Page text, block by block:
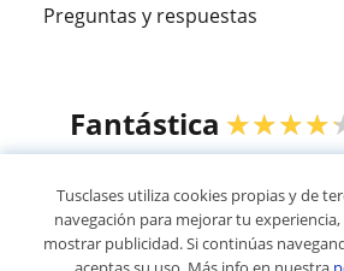
Preguntas y respuestas
Fantástica
© 2007 - 2026
Tusclases utiliza cookies propias y de
navegación para mejorar tu
mostrar publicidad. Si continúas